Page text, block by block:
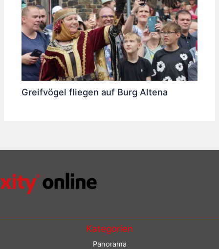
Greifvögel fliegen auf Burg Altena
Kategorien
Panorama